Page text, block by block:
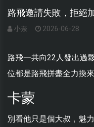
路飛邀請失敗，拒絕
小奈 2026-06-28
路飛一共向22人發出過
位都是路飛拼盡全力換
卡蒙
別看他只是個大叔，魅